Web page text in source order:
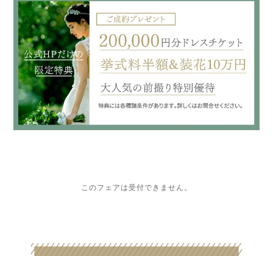
このフェアは受付できません。